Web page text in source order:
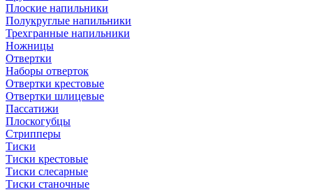
Плоские напильники
Полукруглые напильники
Трехгранные напильники
Ножницы
Отвертки
Наборы отверток
Отвертки крестовые
Отвертки шлицевые
Пассатижи
Плоскогубцы
Стрипперы
Тиски
Тиски крестовые
Тиски слесарные
Тиски станочные